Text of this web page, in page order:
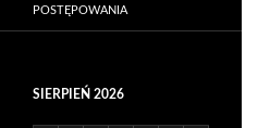
POSTĘPOWANIA
SIERPIEŃ 2026